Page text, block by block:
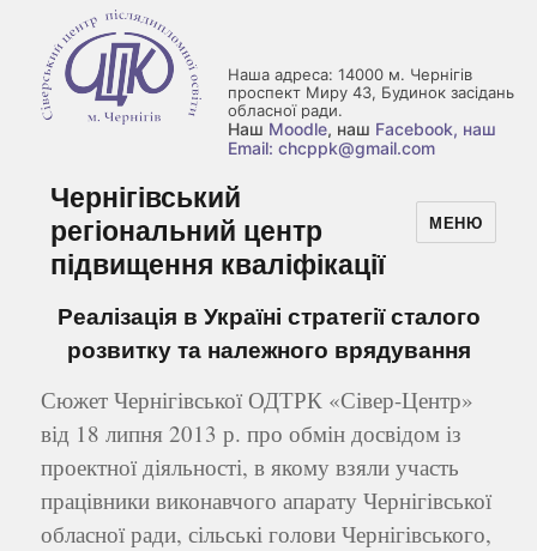
Наша адреса: 14000 м. Чернігів
проспект Миру 43, Будинок засідань
обласної ради.
Наш Moodle, наш Facebook, наш
Email: chcppk@gmail.com
Чернігівський
регіональний центр
підвищення кваліфікації
МЕНЮ
Реалізація в Україні стратегії сталого
розвитку та належного врядування
Сюжет Чернігівської ОДТРК «Сівер-Центр»
від 18 липня 2013 р. про обмін досвідом із
проектної діяльності, в якому взяли участь
працівники виконавчого апарату Чернігівської
обласної ради, сільські голови Чернігівського,